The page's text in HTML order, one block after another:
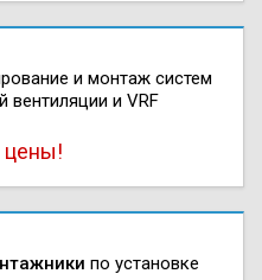
и монтаж систем
вентиляции и VRF
цены!
по установке